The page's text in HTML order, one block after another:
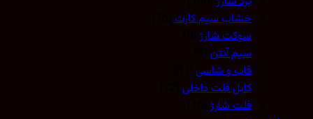
خشاب سیم کارت(16)
سوکت شارژ(8)
سیم آنتن(3)
قاب و شاسی(81)
کابل فلت داخلی(22)
فلت شارژ(16)